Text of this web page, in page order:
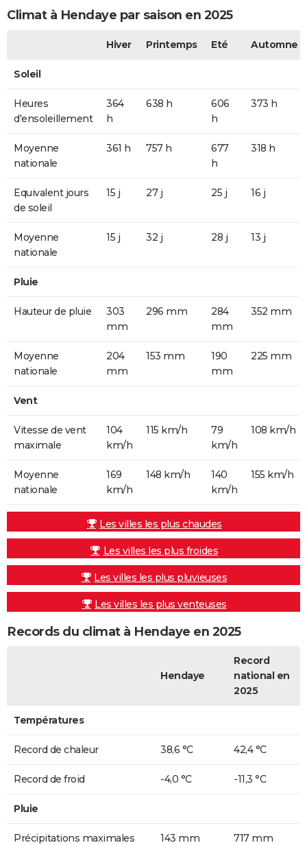
Climat à Hendaye par saison en 2025
Hiver Printemps Eté Automne
Soleil
Heures
d'ensoleillement
364
h
638 h
606
h
373 h
Moyenne
nationale
361 h 757 h
677
h
318 h
Equivalent jours
de soleil
15 j 27 j 25 j 16 j
Moyenne
nationale
15 j 32 j 28 j 13 j
Pluie
Hauteur de pluie
303
mm
296 mm
284
mm
352 mm
Moyenne
nationale
204
mm
153 mm
190
mm
225 mm
Vent
Vitesse de vent
maximale
104
km/h
115 km/h
79
km/h
108 km/h
Moyenne
nationale
169
km/h
148 km/h
140
km/h
155 km/h
Les villes les plus chaudes
Les villes les plus froides
Les villes les plus pluvieuses
Les villes les plus venteuses
Records du climat à Hendaye en 2025
Hendaye
Record
national en
2025
Températures
Record de chaleur 38,6 °C 42,4 °C
Record de froid -4,0 °C -11,3 °C
Pluie
Précipitations maximales 143 mm 717 mm